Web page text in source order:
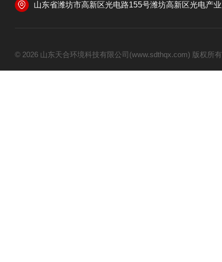
山东省潍坊市高新区光电路155号潍坊高新区光电产业加速器
© 2026 山东天合环境科技有限公司(www.sdthqx.com) 版权